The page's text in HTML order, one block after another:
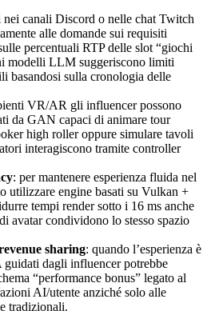
nei canali Discord o nelle chat Twitch
alle domande sui requisiti
percentuali RTP delle slot “giochi
modelli LLM suggeriscono limiti
basandosi sulla cronologia delle
VR/AR gli influencer possono
da GAN capaci di animare tour
high roller oppure simulare tavoli
interagiscono tramite controller
: per mantenere esperienza fluida nel
utilizzare engine basati su Vulkan +
tempi render sotto i 16 ms anche
avatar condividono lo stesso spazio
sharing: quando l’esperienza è
guidati dagli influencer potrebbe
“performance bonus” legato al
AI/utente anziché solo alle
tradizionali.